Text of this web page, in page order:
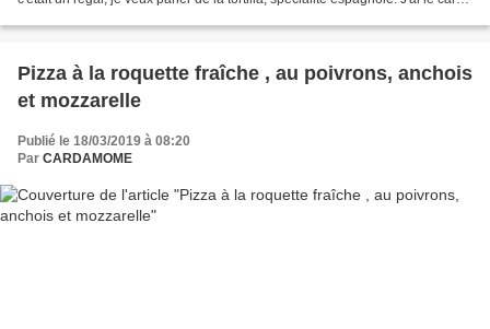
Pizza à la roquette fraîche , au poivrons, anchois
et mozzarelle
Publié le 18/03/2019 à 08:20
Par CARDAMOME